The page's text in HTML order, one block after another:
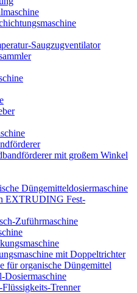
Saugzugventilator
mit großem Winkel
Düngemitteldosiermaschine
EXTRUDING Fest-
Zuführmaschine
mit Doppeltrichter
für organische Düngemittel
Dosiermaschine
Flüssigkeits-Trenner